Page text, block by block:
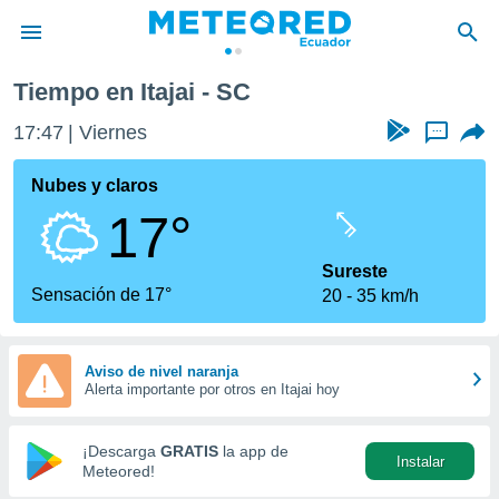
de
ha
calidad.
a este
las
y
forma
digital
basada
Tiempo en Itajai - SC
17:47 Viernes ...
Nubes y claros
17°
Sensación de 17°
Sureste
20
35 km/h
Aviso de nivel naranja
Alerta importante por otros en Itajai hoy
¡Descarga GRATIS la app de
Meteored!
Instalar